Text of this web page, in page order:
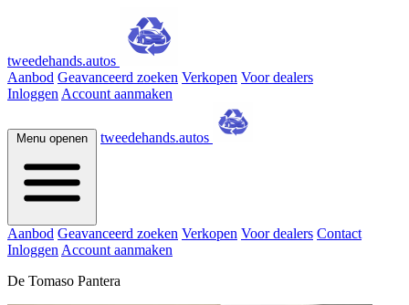
tweedehands.autos
Aanbod Geavanceerd zoeken Verkopen Voor dealers
Inloggen Account aanmaken
Menu openen tweedehands.autos
Aanbod Geavanceerd zoeken Verkopen Voor dealers Contact
Inloggen Account aanmaken
De Tomaso Pantera